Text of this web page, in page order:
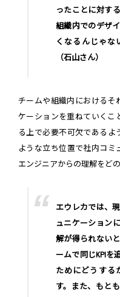
ったことに対す
組織内でのデザ
くなるんじゃな
（石山さん）
チームや組織内におけるそ
ケーションを重ねていくこ
る上で必要不可欠であるよ
ような立ち位置で社内コミ
エンジニアからの理解をど
エウレカでは、
ュニケーション
解が得られない
ームで同じKPIを
ためにどうする
す。また、もと